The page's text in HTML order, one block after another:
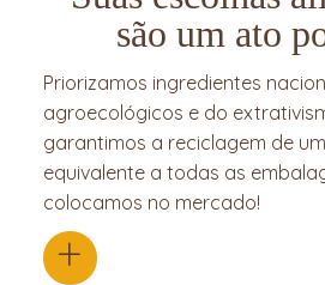
são um ato
Priorizamos ingredientes
agroecológicos e do
garantimos a reciclagem de
equivalente a todas as
colocamos no mercado!
+